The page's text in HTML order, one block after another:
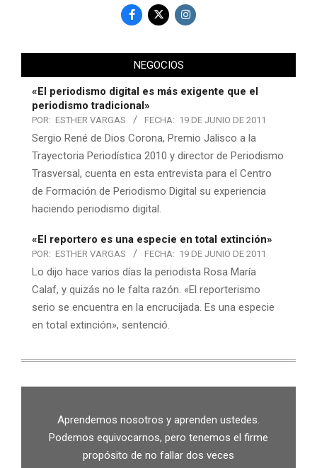
NEGOCIOS
«El periodismo digital es más exigente que el
periodismo tradicional»
POR: ESTHER VARGAS FECHA: 19 DE JUNIO DE 2011
Sergio René de Dios Corona, Premio Jalisco a la
Trayectoria Periodística 2010 y director de Periodismo
Trasversal, cuenta en esta entrevista para el Centro
de Formación de Periodismo Digital su experiencia
haciendo periodismo digital.
«El reportero es una especie en total extinción»
POR: ESTHER VARGAS FECHA: 19 DE JUNIO DE 2011
Lo dijo hace varios días la periodista Rosa María
Calaf, y quizás no le falta razón. «El reporterismo
serio se encuentra en la encrucijada. Es una especie
en total extinción», sentenció.
Aprendemos nosotros y aprenden ustedes.
Podemos equivocarnos, pero tenemos el firme
propósito de no fallar dos veces